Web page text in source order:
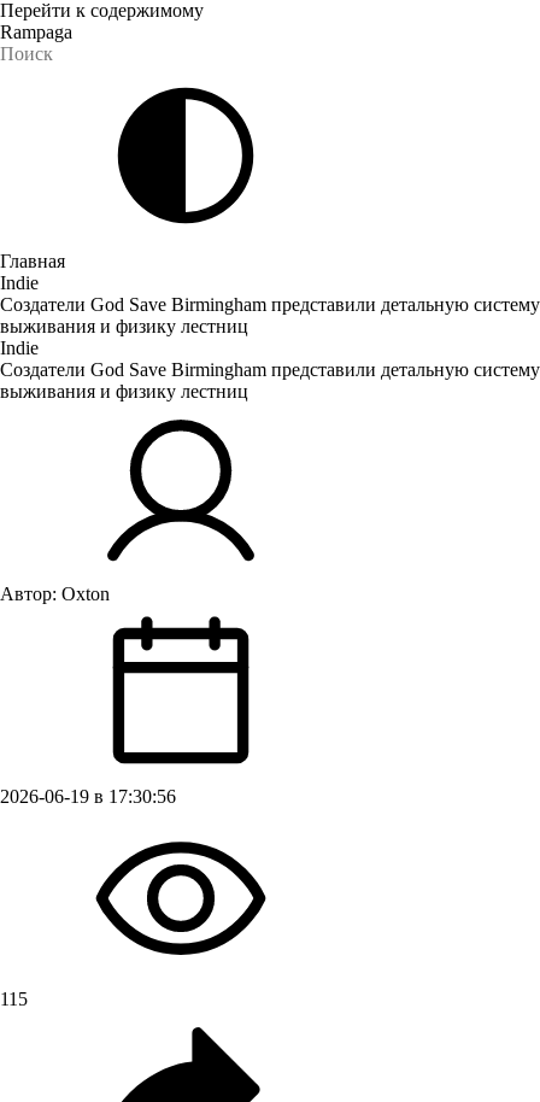
Перейти к содержимому
Rampaga
Главная
Indie
Создатели God Save Birmingham представили детальную систему
выживания и физику лестниц
Indie
Создатели God Save Birmingham представили детальную систему
выживания и физику лестниц
Автор: Oxton
2026-06-19 в 17:30:56
115